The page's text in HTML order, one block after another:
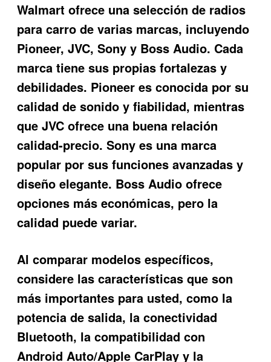
Walmart ofrece una selección de radios
para carro de varias marcas, incluyendo
Pioneer, JVC, Sony y Boss Audio. Cada
marca tiene sus propias fortalezas y
debilidades. Pioneer es conocida por su
calidad de sonido y fiabilidad, mientras
que JVC ofrece una buena relación
calidad-precio. Sony es una marca
popular por sus funciones avanzadas y
diseño elegante. Boss Audio ofrece
opciones más económicas, pero la
calidad puede variar.
Al comparar modelos específicos,
considere las características que son
más importantes para usted, como la
potencia de salida, la conectividad
Bluetooth, la compatibilidad con
Android Auto/Apple CarPlay y la